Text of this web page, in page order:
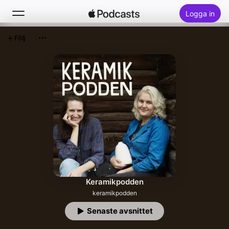
Logga in
Topplistor
Keramikpodden
keramikpodden
Senaste avsnittet
Följ